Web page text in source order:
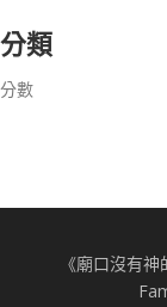
分類
分數
《廟口沒有